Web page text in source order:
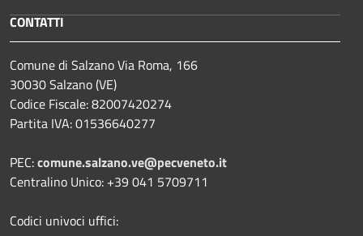
CONTATTI
Comune di Salzano Via Roma, 166
30030 Salzano (VE)
Codice Fiscale: 82007420274
Partita IVA: 01536640277
PEC:comune.salzano.ve@pecveneto.it
Centralino Unico: +39 041 5709711
Codici univoci uffici: